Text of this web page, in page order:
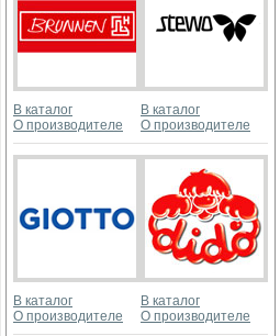
В каталог
О производителе
В каталог
О производителе
В каталог
О производителе
В каталог
О производителе